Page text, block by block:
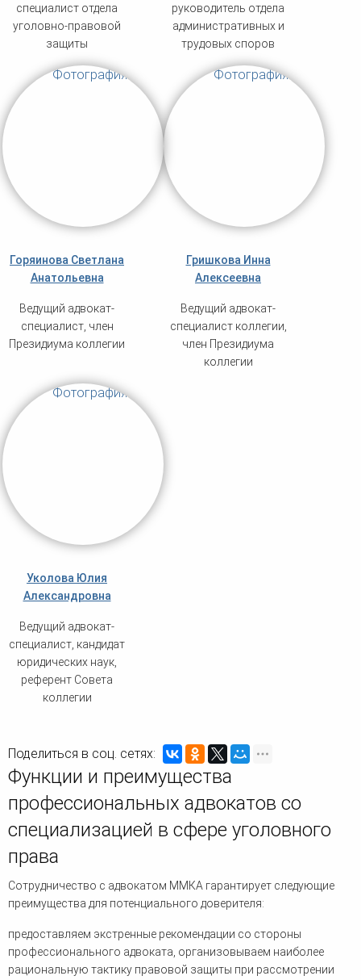
специалист отдела
уголовно-правовой
защиты
руководитель отдела
административных и
трудовых споров
Горяинова Светлана
Анатольевна
Ведущий адвокат-
специалист, член
Президиума коллегии
Гришкова Инна
Алексеевна
Ведущий адвокат-
специалист коллегии,
член Президиума
коллегии
Уколова Юлия
Александровна
Ведущий адвокат-
специалист, кандидат
юридических наук,
референт Совета
коллегии
Поделиться в соц. сетях:
Функции и преимущества
профессиональных адвокатов со
специализацией в сфере уголовного
права
Сотрудничество с адвокатом ММКА гарантирует следующие
преимущества для потенциального доверителя:
предоставляем экстренные рекомендации со стороны
профессионального адвоката, организовываем наиболее
рациональную тактику правовой защиты при рассмотрении